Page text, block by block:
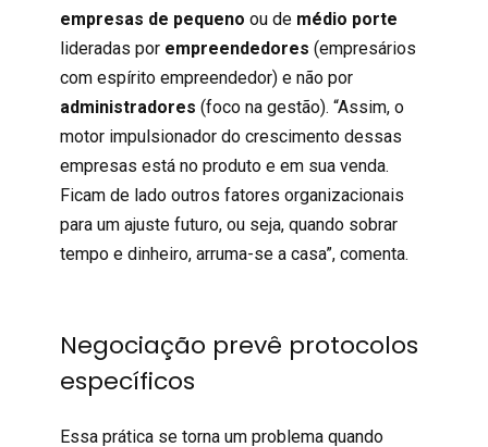
empresas de pequeno ou de médio porte
lideradas por empreendedores (empresários
com espírito empreendedor) e não por
administradores (foco na gestão). “Assim, o
motor impulsionador do crescimento dessas
empresas está no produto e em sua venda.
Ficam de lado outros fatores organizacionais
para um ajuste futuro, ou seja, quando sobrar
tempo e dinheiro, arruma-se a casa”, comenta.
Negociação prevê protocolos
específicos
Essa prática se torna um problema quando